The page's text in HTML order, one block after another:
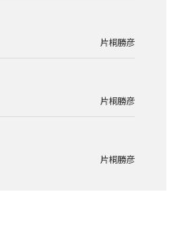
片桐勝彦
片桐勝彦
片桐勝彦